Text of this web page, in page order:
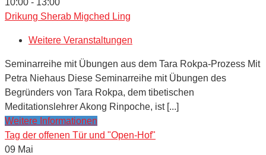
10:00 - 13:00
Drikung Sherab Migched Ling
Weitere Veranstaltungen
Seminarreihe mit Übungen aus dem Tara Rokpa-Prozess Mit
Petra Niehaus Diese Seminarreihe mit Übungen des
Begründers von Tara Rokpa, dem tibetischen
Meditationslehrer Akong Rinpoche, ist [...]
Weitere Informationen
Tag der offenen Tür und "Open-Hof"
09 Mai